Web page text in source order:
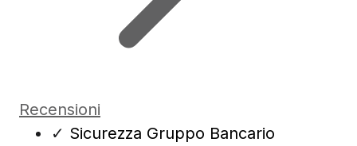
Recensioni
✓ Sicurezza Gruppo Bancario